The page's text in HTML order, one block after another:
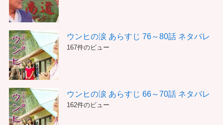
ウンヒの涙 あらすじ 76～80話 ネタバレ
167件のビュー
ウンヒの涙 あらすじ 66～70話 ネタバレ
162件のビュー